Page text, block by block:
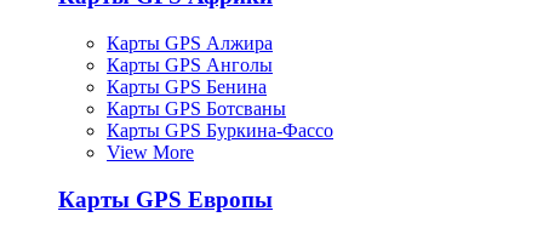
Карты GPS Алжира
Карты GPS Анголы
Карты GPS Бенина
Карты GPS Ботсваны
Карты GPS Буркина-Фассо
View More
Карты GPS Европы